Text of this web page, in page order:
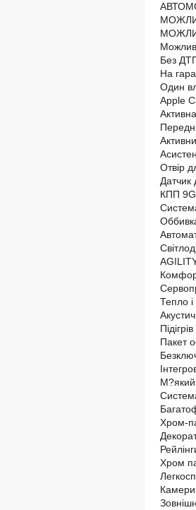
Без
На
Один
Apple
Отвір
Датчик
КПП
Тепло
Пакет
М?який
Хром-
Хром
Камери